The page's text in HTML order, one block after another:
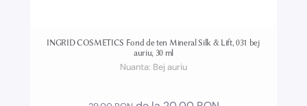
INGRID COSMETICS Fond de ten Mineral Silk & Lift, 031 bej
auriu, 30 ml
Nuanta: Bej auriu